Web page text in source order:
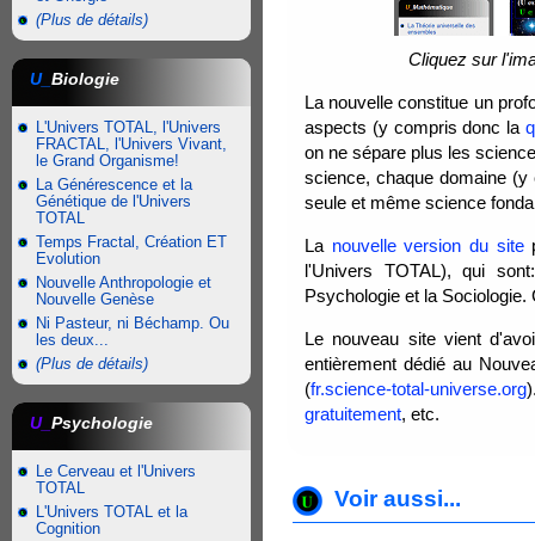
(Plus de détails)
U_ Biologie
L'Univers TOTAL, l'Univers
FRACTAL, l'Univers Vivant,
le Grand Organisme!
La Générescence et la
Génétique de l'Univers
TOTAL
Temps Fractal, Création ET
Evolution
Nouvelle Anthropologie et
Nouvelle Genèse
Ni Pasteur, ni Béchamp. Ou
les deux...
(Plus de détails)
U_ Psychologie
Le Cerveau et l'Univers
TOTAL
L'Univers TOTAL et la
Cognition
Cliquez sur
La nouvelle constitue un
aspects (y compris donc la
on ne sépare plus les
science, chaque domaine
seule et même science
La nouvelle version du site
l'Univers TOTAL), qui
Psychologie et la
Le nouveau site vient
entièrement dédié au
(fr.science-total-universe.org
gratuitement, etc.
Voir aussi...